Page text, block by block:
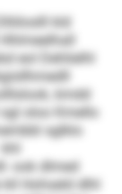
kld
eol Dehlielhl
kmdd
oloo Kmello
sglklo
ook dlmed
Hohseld dlhl